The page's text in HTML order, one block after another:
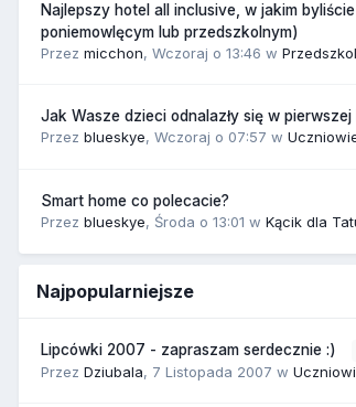
Najlepszy hotel all inclusive, w jakim
poniemowlęcym lub przedszkolnym)
Przez micchon, Wczoraj o 13:46 w
Jak Wasze dzieci odnalazły się w pierwszej
Przez blueskye, Wczoraj o 07:57 w
Smart home co polecacie?
Przez blueskye, Środa o 13:01 w Kącik dla
Najpopularniejsze
Lipcówki 2007 - zapraszam serdecznie :)
Przez Dziubala, 7 Listopada 2007 w